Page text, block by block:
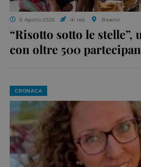
6 Agosto 2026 di red. Baveno
“Risotto sotto le stelle”,
con oltre 500
CRONACA